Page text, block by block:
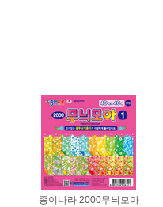
종이나라 2000무늬모아